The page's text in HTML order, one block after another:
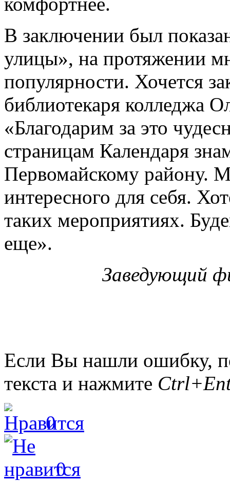
В заключении был
улицы», на протяжении
популярности. Хочется
библиотекаря колледжа
«Благодарим за это
страницам Календаря
Первомайскому району.
интересного для себя.
таких мероприятиях.
еще».
Заведующий
Если Вы нашли ошибку,
текста и нажмите
0
0